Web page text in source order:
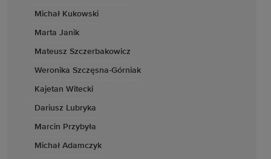
Michał Kukowski
Marta Janik
Mateusz Szczerbakowicz
Weronika Szczęsna-Górniak
Kajetan Witecki
Dariusz Lubryka
Marcin Przybyła
Michał Adamczyk